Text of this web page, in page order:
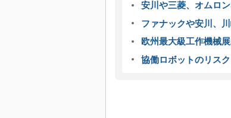
安川や三菱、オムロ
ファナックや安川、
欧州最大級工作機械
協働ロボットのリス